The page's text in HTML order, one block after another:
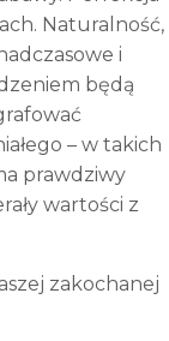
Naturalność,
i
będą
– w takich
prawdziwy
wartości z
zakochanej